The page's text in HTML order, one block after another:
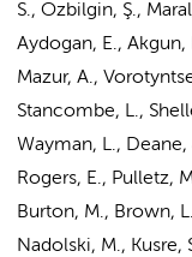
S., Ozbilgin, Ş.,
Aydogan, E., Akgun,
Mazur, A.,
Stancombe, L.,
Wayman, L.,
Rogers, E., Pulletz,
Burton, M., Brown,
Nadolski, M., Kusre,